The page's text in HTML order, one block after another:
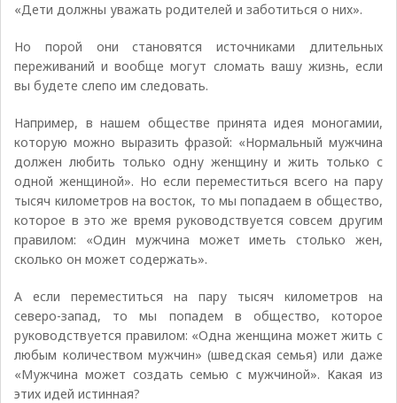
«Дети должны уважать родителей и заботиться о них».
Но порой они становятся источниками длительных
переживаний и вообще могут сломать вашу жизнь, если
вы будете слепо им следовать.
Например, в нашем обществе принята идея моногамии,
которую можно выразить фразой: «Нормальный мужчина
должен любить только одну женщину и жить только с
одной женщиной». Но если переместиться всего на пару
тысяч километров на восток, то мы попадаем в общество,
которое в это же время руководствуется совсем другим
правилом: «Один мужчина может иметь столько жен,
сколько он может содержать».
А если переместиться на пару тысяч километров на
северо-запад, то мы попадем в общество, которое
руководствуется правилом: «Одна женщина может жить с
любым количеством мужчин» (шведская семья) или даже
«Мужчина может создать семью с мужчиной». Какая из
этих идей истинная?